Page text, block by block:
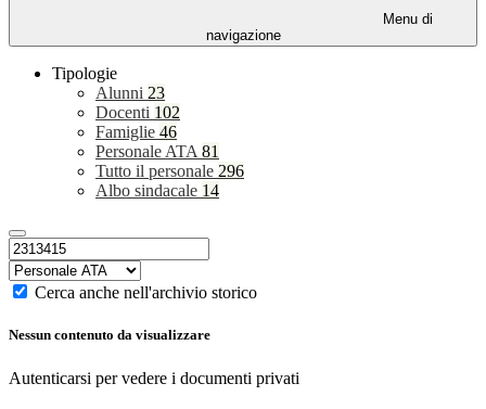
Menu di
navigazione
Tipologie
Alunni 23
Docenti 102
Famiglie 46
Personale ATA 81
Tutto il personale 296
Albo sindacale 14
Cerca anche nell'archivio storico
Nessun contenuto da visualizzare
Autenticarsi per vedere i documenti privati